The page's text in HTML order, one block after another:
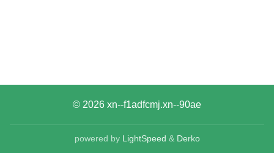
© 2026 xn--f1adfcmj.xn--90ae
powered by LightSpeed & Derko